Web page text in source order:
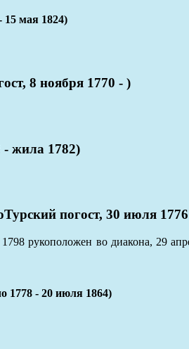
мая 1824)
8 ноября 1770 - )
жила 1782)
погост, 30 июля 1776
рукоположен во диакона, 29
- 20 июля 1864)